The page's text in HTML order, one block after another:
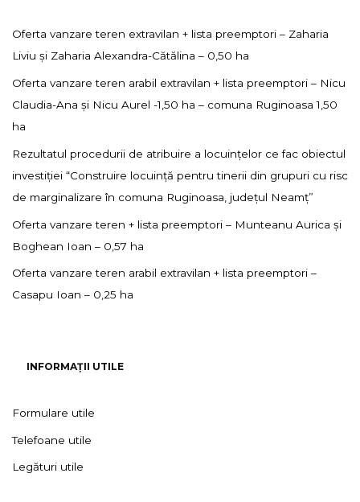
Oferta vanzare teren extravilan + lista preemptori – Zaharia
Liviu și Zaharia Alexandra-Cătălina – 0,50 ha
Oferta vanzare teren arabil extravilan + lista preemptori – Nicu
Claudia-Ana și Nicu Aurel -1,50 ha – comuna Ruginoasa 1,50
ha
Rezultatul procedurii de atribuire a locuințelor ce fac obiectul
investiției “Construire locuință pentru tinerii din grupuri cu risc
de marginalizare în comuna Ruginoasa, județul Neamț”
Oferta vanzare teren + lista preemptori – Munteanu Aurica și
Boghean Ioan – 0,57 ha
Oferta vanzare teren arabil extravilan + lista preemptori –
Casapu Ioan – 0,25 ha
INFORMAȚII UTILE
Formulare utile
Telefoane utile
Legături utile